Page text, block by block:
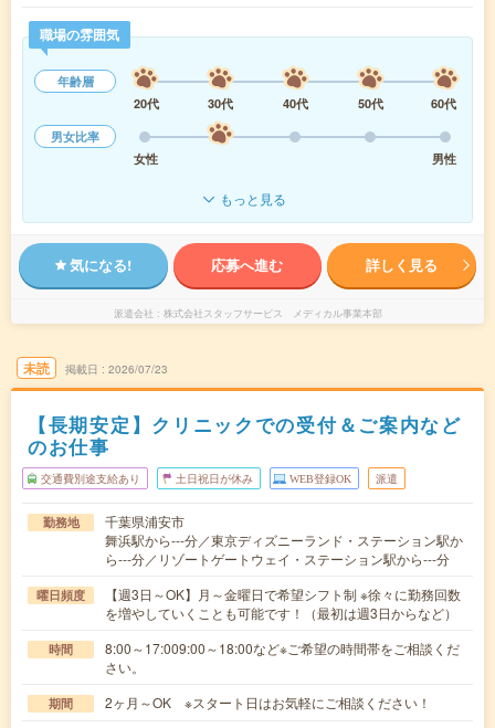
職場の雰囲気
年齢層
20代
30代 40代 50代
60代
男女比率
女性
男性
もっと見る
気になる! 応募へ進む 詳しく見る
派遣会社 株式会社スタッフサービス メディカル事業本部
未読 掲載日 2026/07/23
【長期安定】クリニックでの受付＆ご案内など
のお仕事
交通費別途支給あり 土日祝日が休み WEB登録OK 派遣
勤務地
千葉県浦安市
舞浜駅から---分／東京ディズニーランド・ステーション駅か
ら---分／リゾートゲートウェイ・ステーション駅から---分
曜日頻度
【週3日～OK】月～金曜日で希望シフト制 ※徐々に勤務回数
を増やしていくことも可能です！（最初は週3日からなど）
時間
8:00～17:009:00～18:00など※ご希望の時間帯をご相談くだ
さい。
期間 2ヶ月～OK ※スタート日はお気軽にご相談ください！